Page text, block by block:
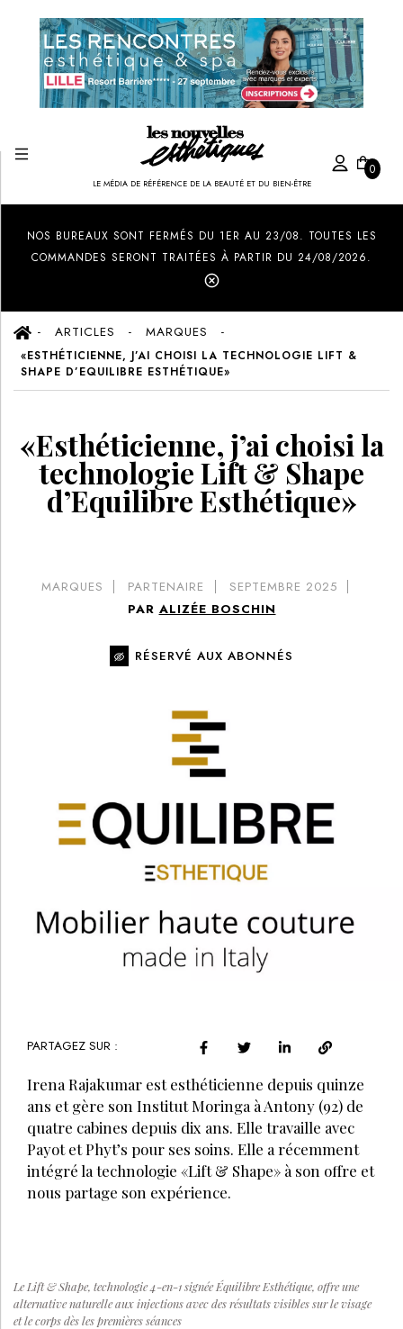
LE MÉDIA DE RÉFÉRENCE DE LA BEAUTÉ ET DU BIEN-ÊTRE
0
NOS BUREAUX SONT FERMÉS DU 1ER AU 23/08. TOUTES LES
COMMANDES SERONT TRAITÉES À PARTIR DU 24/08/2026.
ARTICLES MARQUES
«ESTHÉTICIENNE, J’AI CHOISI LA TECHNOLOGIE LIFT &
SHAPE D’EQUILIBRE ESTHÉTIQUE»
«Esthéticienne, j’ai choisi la
technologie Lift & Shape
d’Equilibre Esthétique»
MARQUES PARTENAIRE
SEPTEMBRE 2025
PAR ALIZÉE BOSCHIN
RÉSERVÉ AUX ABONNÉS
PARTAGEZ SUR :
Irena Rajakumar est esthéticienne depuis quinze
ans et gère son Institut Moringa à Antony (92) de
quatre cabines depuis dix ans. Elle travaille avec
Payot et Phyt’s pour ses soins. Elle a récemment
intégré la technologie «Lift & Shape» à son offre et
nous partage son expérience.
Le Lift & Shape, technologie 4-en-1 signée Équilibre Esthétique, offre une
alternative naturelle aux injections avec des résultats visibles sur le visage
et le corps dès les premières séances